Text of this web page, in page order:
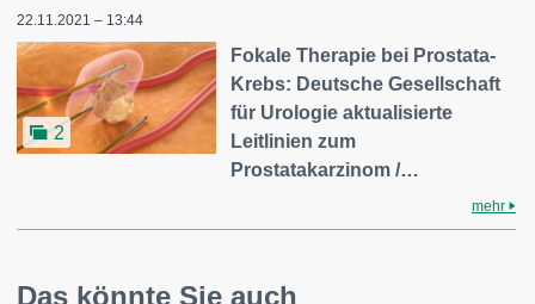
22.11.2021 – 13:44
2
Fokale Therapie bei Prostata-
Krebs: Deutsche Gesellschaft
für Urologie aktualisierte
Leitlinien zum
Prostatakarzinom /…
mehr
Das könnte Sie auch